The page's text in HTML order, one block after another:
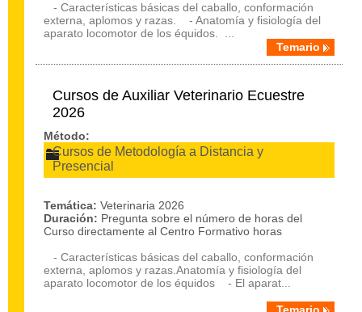
- Características básicas del caballo, conformación
externa, aplomos y razas. - Anatomía y fisiología del
aparato locomotor de los équidos. ...
Temario
Cursos de Auxiliar Veterinario Ecuestre
2026
Método:
Cursos de Metodología a Distancia y
Presencial
Temática: Veterinaria 2026
Duración: Pregunta sobre el número de horas del
Curso directamente al Centro Formativo horas
- Características básicas del caballo, conformación
externa, aplomos y razas.Anatomía y fisiología del
aparato locomotor de los équidos - El aparat...